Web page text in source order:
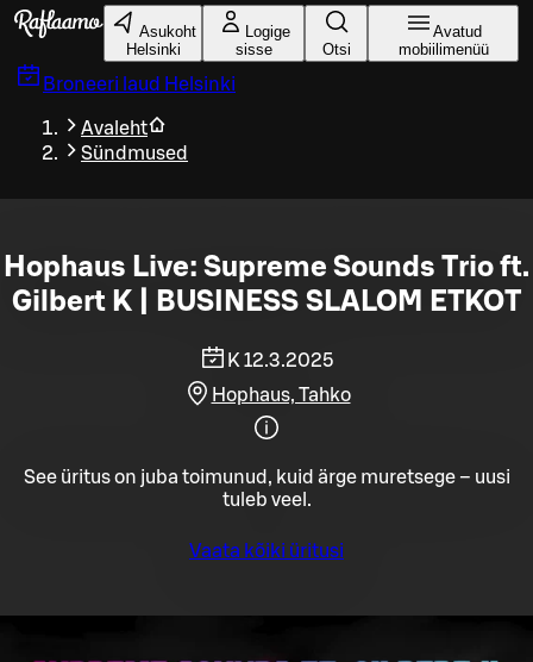
Liigu peamise sisu juurde
Asukoht
Helsinki
Logige
sisse
Otsi
Avatud
mobiilimenüü
Broneeri laud Helsinki
Avaleht
Sündmused
Hophaus Live: Supreme Sounds Trio ft.
Gilbert K | BUSINESS SLALOM ETKOT
K 12.3.2025
Hophaus, Tahko
See üritus on juba toimunud, kuid ärge muretsege – uusi
tuleb veel.
Vaata kõiki üritusi